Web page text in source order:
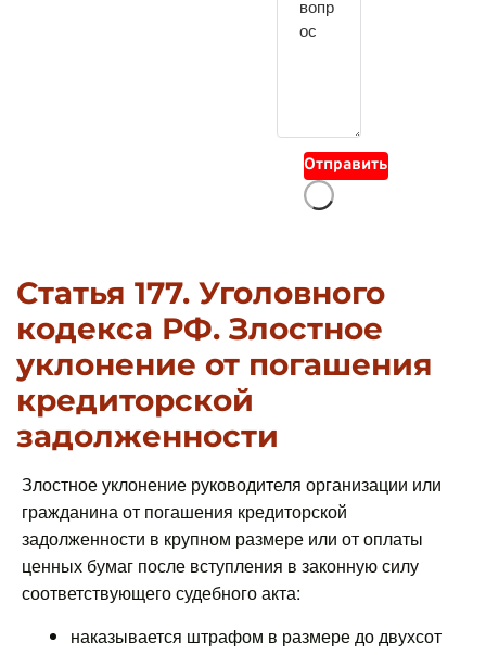
Отправить
Статья 177. Уголовного
кодекса РФ. Злостное
уклонение от погашения
кредиторской
задолженности
Злостное уклонение руководителя организации или
гражданина от погашения кредиторской
задолженности в крупном размере или от оплаты
ценных бумаг после вступления в законную силу
соответствующего судебного акта:
наказывается штрафом в размере до двухсот